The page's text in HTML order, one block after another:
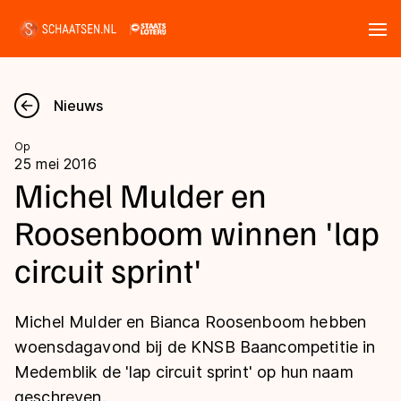
Nieuws
Kalender
Disciplines
Marathon
Inlineskaten
Uitslagen
Langebaan
Shorttrack
Marathon
Tijden & historie
Ranglijsten Langebaan
Nieuws
Op
25 mei 2016
Michel Mulder en
Roosenboom winnen 'lap
circuit sprint'
Michel Mulder en Bianca Roosenboom hebben
woensdagavond bij de KNSB Baancompetitie in
Medemblik de 'lap circuit sprint' op hun naam
geschreven.